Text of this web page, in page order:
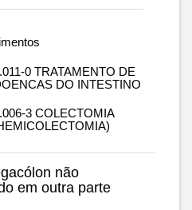
0 TRATAMENTO DE
DO INTESTINO
3 COLECTOMIA
não
em outra parte